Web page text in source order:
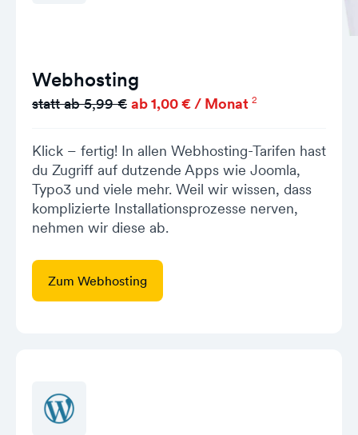
Webhosting
statt ab 5,99 € ab 1,00 € / Monat 2
Klick – fertig! In allen Webhosting-Tarifen hast
du Zugriff auf dutzende Apps wie Joomla,
Typo3 und viele mehr. Weil wir wissen, dass
komplizierte Installationsprozesse nerven,
nehmen wir diese ab.
Zum Webhosting